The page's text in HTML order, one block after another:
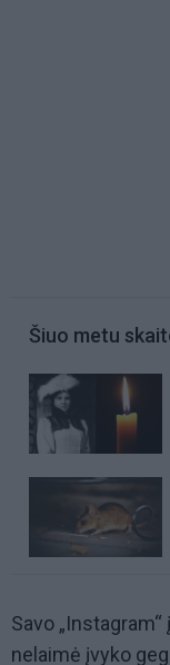
Šiuo metu
Savo
nelaimė įvyko